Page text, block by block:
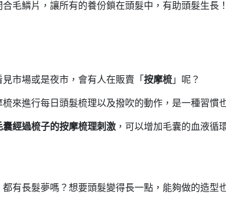
毛鱗片，讓所有的養份鎖在頭髮中，有助頭髮生長！
市場或是夜市，會有人在販賣「 按摩梳 」呢？
來進行每日頭髮梳理以及撥吹的動作，是一種習慣
囊經過梳子的按摩梳理刺激 ，可以增加毛囊的血液循
有長髮夢嗎？想要頭髮變得長一點，能夠做的造型